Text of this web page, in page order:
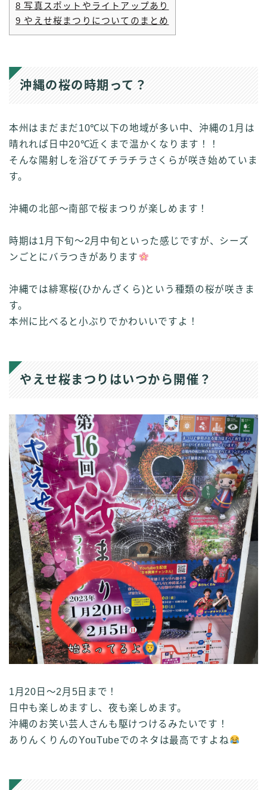
8 写真スポットやライトアップあり
9 やえせ桜まつりについてのまとめ
沖縄の桜の時期って？
本州はまだまだ10℃以下の地域が多い中、沖縄の1月は
晴れれば日中20℃近くまで温かくなります！！
そんな陽射しを浴びてチラチラさくらが咲き始めていま
す。
沖縄の北部～南部で桜まつりが楽しめます！
時期は1月下旬～2月中旬といった感じですが、シーズ
ンごとにバラつきがあります
沖縄では緋寒桜(ひかんざくら)という種類の桜が咲きま
す。
本州に比べると小ぶりでかわいいですよ！
やえせ桜まつりはいつから開催？
1月20日～2月5日まで！
日中も楽しめますし、夜も楽しめます。
沖縄のお笑い芸人さんも駆けつけるみたいです！
ありんくりんのYouTubeでのネタは最高ですよね